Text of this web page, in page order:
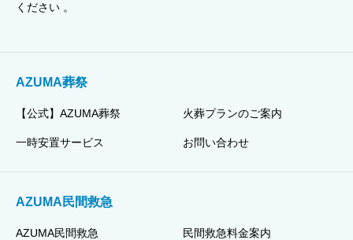
ください 。
AZUMA葬祭
【公式】AZUMA葬祭 火葬プランのご案内
一時安置サービス お問い合わせ
AZUMA民間救急
AZUMA民間救急 民間救急料金案内